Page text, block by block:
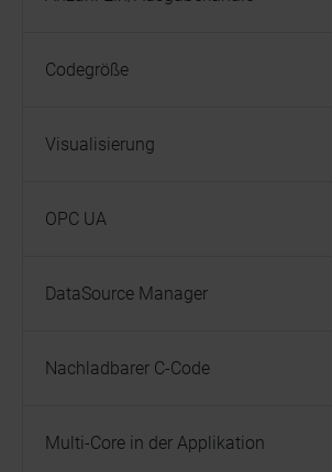
Codegröße
Visualisierung
OPC UA
DataSource Manager
Nachladbarer C-Code
Multi-Core in der Applikation